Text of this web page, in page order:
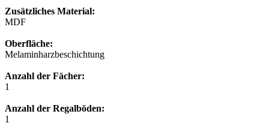
Zusätzliches Material:
MDF
Oberfläche:
Melaminharzbeschichtung
Anzahl der Fächer:
1
Anzahl der Regalböden:
1